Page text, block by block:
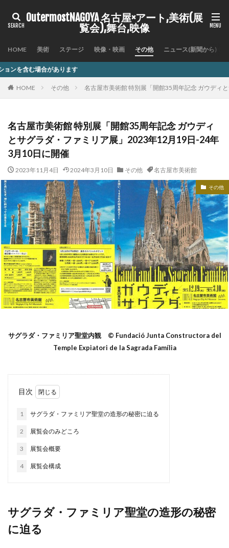
OutermostNAGOYA 名古屋×アート,美術(展
覧会),舞台,映像
HOME 美術 ステージ 映像・映画 その他 ニュース(新聞から)
す
HOME その他 名古屋市美術館 特別展「開館35周年記念 ガウディ
名古屋市美術館 特別展「開館35周年記念 ガウディ
とサグラダ・ファミリア展」2023年12月19日-24年
3月10日に開催
2023年11月4日 2024年3月10日 その他 名古屋市美術館
その他
サグラダ・ファミリア聖堂内観 © Fundació Junta Constructora del
Temple Expiatori de la Sagrada Família
目次
1 サグラダ・ファミリア聖堂の造形の秘密に迫る
2 展覧会のみどころ
3 展覧会概要
4 展覧会構成
サグラダ・ファミリア聖堂の造形の秘密
に迫る